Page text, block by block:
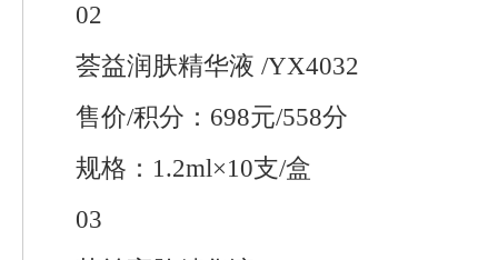
02
荟益润肤精华液 /YX4032
售价/积分：698元/558分
规格：1.2ml×10支/盒
03